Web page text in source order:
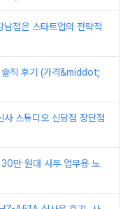
점은 스타트업의 전략적
솔직 후기 (가격&middot;
스튜디오 신당점 장단점
만 원대 사무 업무용 노